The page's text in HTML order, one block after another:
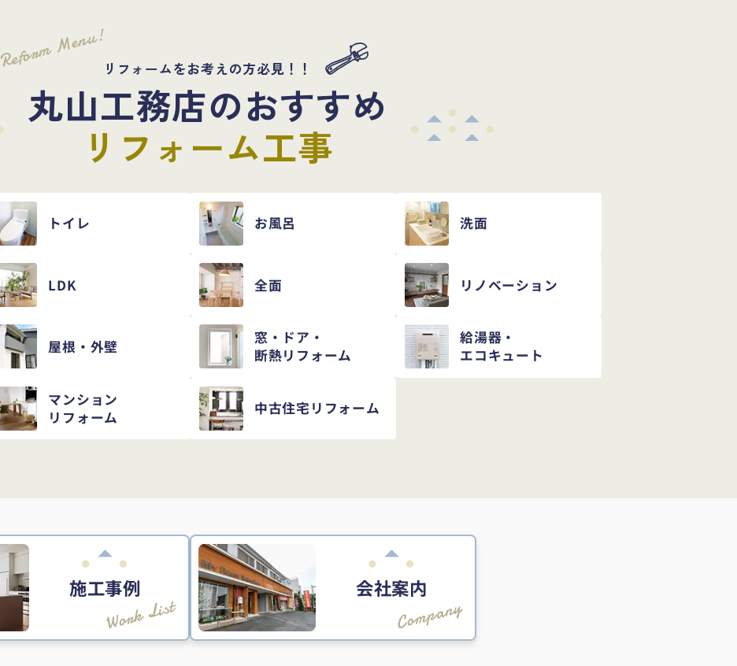
Reform Menu! リフォームをお考えの方必見！！
丸山工務店のおすすめ
リフォーム工事
トイレ お風呂 洗面
LDK 全面 リノベーション
屋根・外壁
窓・ドア・
断熱リフォーム
給湯器・
エコキュート
マンション
リフォーム
中古住宅 リフォーム
施工事例
Work List
会社案内
Company